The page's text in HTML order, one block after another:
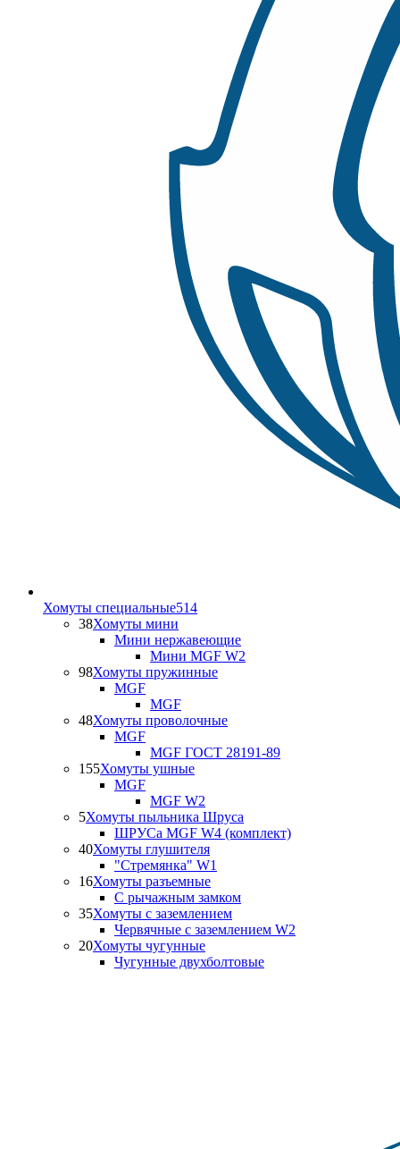
Хомуты специальные514
38Хомуты мини
Мини нержавеющие
Мини MGF W2
98Хомуты пружинные
MGF
MGF
48Хомуты проволочные
MGF
MGF ГОСТ 28191-89
155Хомуты ушные
MGF
MGF W2
5Хомуты пыльника Шруса
ШРУСа MGF W4 (комплект)
40Хомуты глушителя
"Стремянка" W1
16Хомуты разъемные
С рычажным замком
35Хомуты с заземлением
Червячные с заземлением W2
20Хомуты чугунные
Чугунные двухболтовые